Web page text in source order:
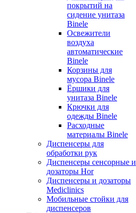
покрытий на
сидение унитаза
Binele
Освежители
воздуха
автоматические
Binele
Корзины для
мусора Binele
Ёршики для
унитаза Binele
Крючки для
одежды Binele
Расходные
материалы Binele
Диспенсеры для
обработки рук
Диспенсеры сенсорные и
дозаторы Hor
Диспенсеры и дозаторы
Mediclinics
Мобильные стойки для
диспенсеров